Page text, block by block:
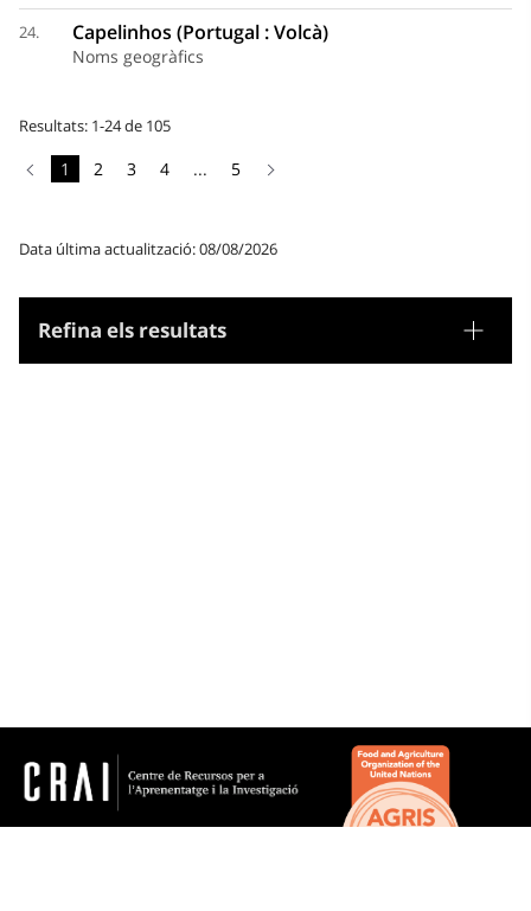
Refina els resultats
Tesaurus
24. Capelinhos (Portugal : Volcà)
Noms geogràfics
Resultats: 1-24 de 105
1 2 3 4 ... 5
Data última actualització: 08/08/2026